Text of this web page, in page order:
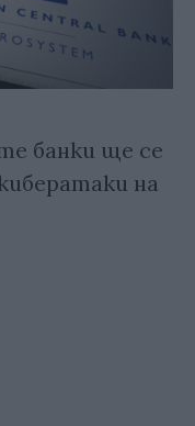
банки ще се
на